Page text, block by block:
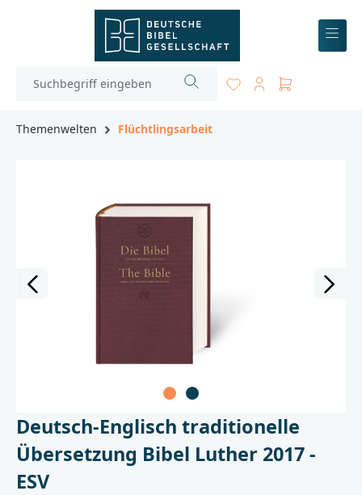
Themenwelten Flüchtlingsarbeit
Deutsch-Englisch traditionelle
Übersetzung Bibel Luther 2017 -
ESV